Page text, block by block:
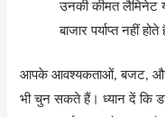
उनकी कीमत लैमिनेट
बाजार पर्याप्त नहीं होते
आपके आवश्यकताओं, बजट, और
भी चुन सकते हैं। ध्यान दें कि